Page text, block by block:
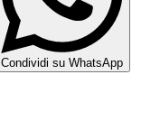
Condividi su WhatsApp